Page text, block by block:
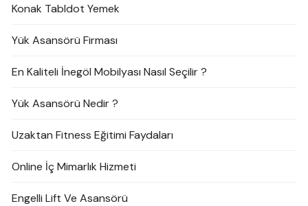
Konak Tabldot Yemek
Yük Asansörü Firması
En Kaliteli İnegöl Mobilyası Nasıl Seçilir ?
Yük Asansörü Nedir ?
Uzaktan Fitness Eğitimi Faydaları
Online İç Mimarlık Hizmeti
Engelli Lift Ve Asansörü